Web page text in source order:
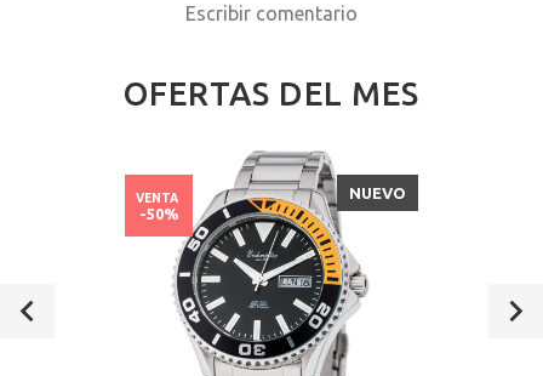
Escribir comentario
OFERTAS DEL MES
NUEVO
VENTA
-50%